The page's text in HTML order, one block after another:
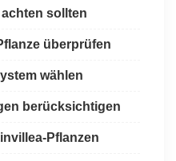
sollten
überprüfen
wählen
berücksichtigen
Pflanzen